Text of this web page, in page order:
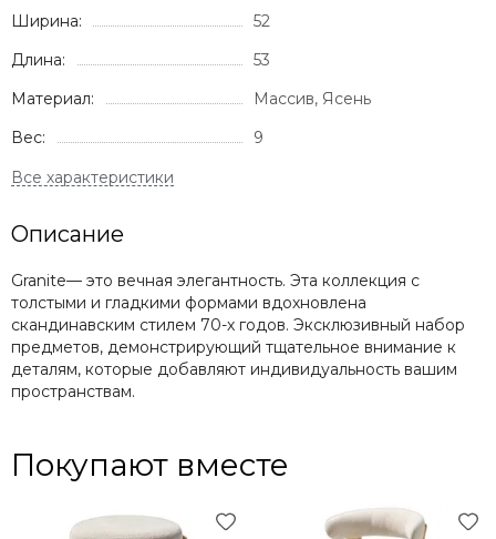
Ширина:
52
Длина:
53
Материал:
Массив, Ясень
Вес:
9
Описание
Granite— это вечная элегантность. Эта коллекция с
толстыми и гладкими формами вдохновлена
скандинавским стилем 70-х годов. Эксклюзивный набор
предметов, демонстрирующий тщательное внимание к
деталям, которые добавляют индивидуальность вашим
пространствам.
Покупают вместе